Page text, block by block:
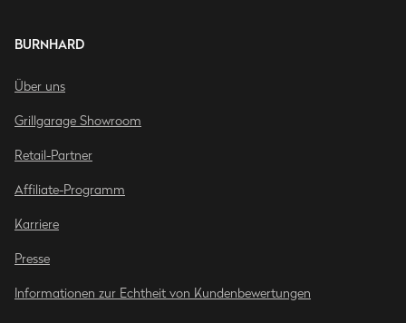
BURNHARD
Über uns
Grillgarage Showroom
Retail-Partner
Affiliate-Programm
Karriere
Presse
Informationen zur Echtheit von Kundenbewertungen